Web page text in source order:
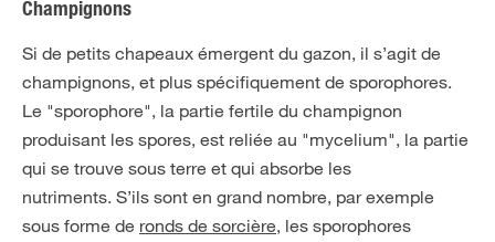
Champignons
Si de petits chapeaux émergent du gazon, il s’agit de
champignons, et plus spécifiquement de sporophores.
Le "sporophore", la partie fertile du champignon
produisant les spores, est reliée au "mycelium", la partie
qui se trouve sous terre et qui absorbe les
nutriments. S’ils sont en grand nombre, par exemple
sous forme de ronds de sorcière, les sporophores